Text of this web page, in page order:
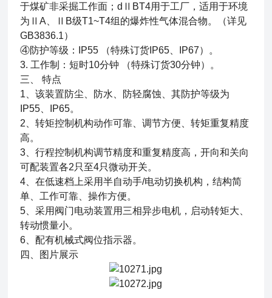
于煤矿非采掘工作面；dⅡBT4用于工厂，适用于环境
为ⅡA、ⅡB级T1~T4组的爆炸性气体混合物。（详见
GB3836.1）
④防护等级：IP55 （特殊订货IP65、IP67）。
3. 工作制：短时10分钟 （特殊订货30分钟）。
三、
特点
1、该装置防尘、防水、防轻腐蚀、其防护等级为
IP55、IP65。
2、转矩控制机构动作可靠、调节方便、转矩重复精度
高。
3、行程控制机构调节精度和重复精度高，开向和关向
可配装置各2只至4只微动开关。
4、在低速档上采用半自动手/电动切换机构，结构简
单、工作可靠、操作方便。
5、采用阀门电动装置用三相异步电机，启动转矩大、
转动惯量小。
6、配有机械式阀位指示器。
四、图片展示